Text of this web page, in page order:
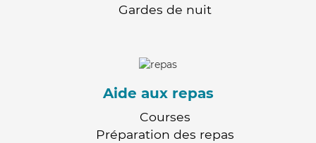
Gardes de nuit
Aide aux repas
Courses
Préparation des repas